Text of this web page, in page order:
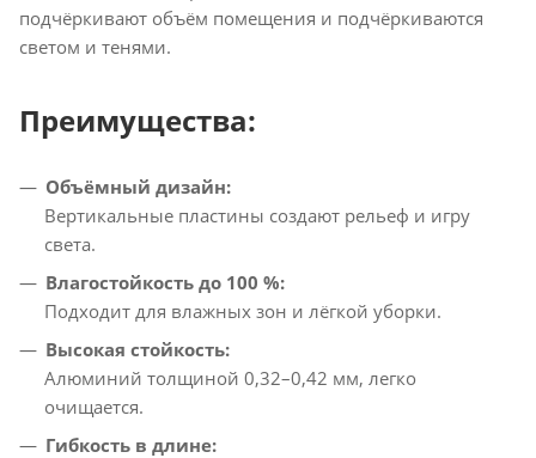
подчёркивают объём помещения и подчёркиваются
светом и тенями.
Преимущества:
Объёмный дизайн:
Вертикальные пластины создают рельеф и игру
света.
Влагостойкость до 100 %:
Подходит для влажных зон и лёгкой уборки.
Высокая стойкость:
Алюминий толщиной 0,32–0,42 мм, легко
очищается.
Гибкость в длине: